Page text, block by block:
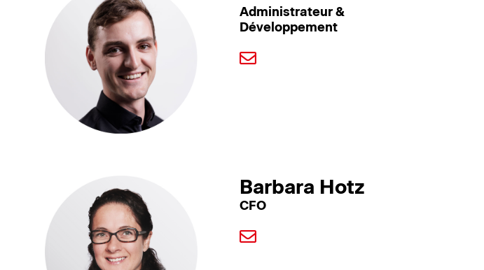
Administrateur &
Développement
Barbara Hotz
CFO